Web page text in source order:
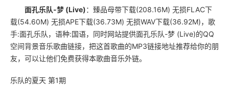
面孔乐队-梦 (Live)：臻品母带下载(208.16M) 无损FLAC下
载(54.60M) 无损APE下载(36.73M) 无损WAV下载(36.92M)，歌
手:面孔乐队，语种:国语，同时网站提供面孔乐队-梦 (Live)的QQ
空间背景音乐歌曲链接，把这首歌曲的MP3链接地址推荐给你的朋
友，可以让他们免费获得本歌曲音乐外链。
乐队的夏天 第1期